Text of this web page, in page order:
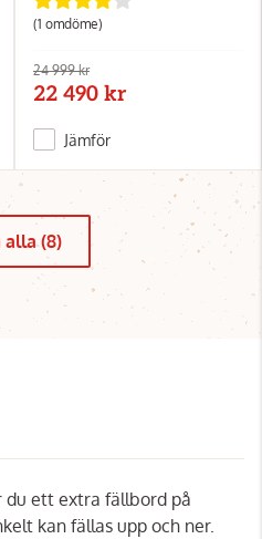
(1 omdöme)
24 999 kr
22 490 kr
Jämför
alla (8)
du ett extra fällbord på
kan fällas upp och ner.